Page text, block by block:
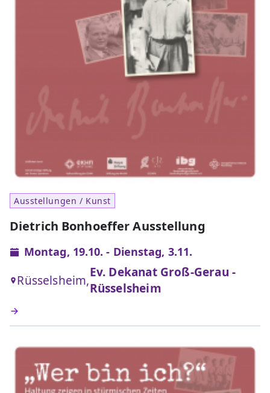
Ausstellungen / Kunst
Dietrich Bonhoeffer Ausstellung
Montag, 19.10. - Dienstag, 3.11.
Rüsselsheim,
Ev. Dekanat Groß-Gerau -
Rüsselsheim